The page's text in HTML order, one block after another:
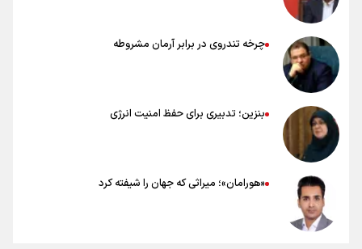
چرخه تندروی در برابر آرمان مشروطه
بنزین؛ تدبیری برای حفظ امنیت انرژی
«هورامان»؛ میراثی که جهان را شیفته کرد